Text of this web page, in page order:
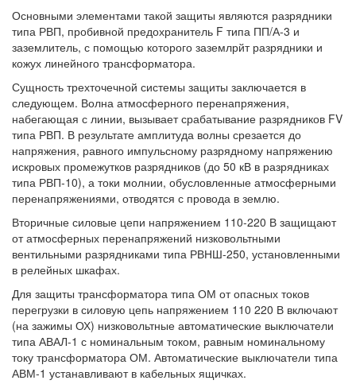
Основными элементами такой защиты являются разрядники
типа РВП, пробивной предохранитель F типа ПП/А-3 и
заземлитель, с помощью которого заземлрйт разрядники и
кожух линейного трансформатора.
Сущность трехточечной системы защиты заключается в
следующем. Волна атмосферного перенапряжения,
набегающая с линии, вызывает срабатывание разрядников FV
типа РВП. В результате амплитуда волны срезается до
напряжения, равного импульсному разрядному напряжению
искровых промежутков разрядников (до 50 кВ в разрядниках
типа РВП-10), а токи молнии, обусловленные атмосферными
перенапряжениями, отводятся с провода в землю.
Вторичные силовые цепи напряжением 110-220 В защищают
от атмосферных перенапряжений низковольтными
вентильными разрядниками типа РВНШ-250, установленными
в релейных шкафах.
Для защиты трансформатора типа ОМ от опасных токов
перегрузки в силовую цепь напряжением 110 220 В включают
(на зажимы ОХ) низковольтные автоматические выключатели
типа АВАЛ-1 с номинальным током, равным номинальному
току трансформатора ОМ. Автоматические выключатели типа
АВМ-1 устанавливают в кабельных ящичках.